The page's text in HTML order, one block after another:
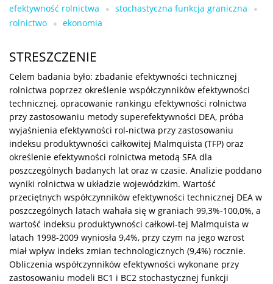
efektywność rolnictwa
stochastyczna funkcja graniczna
rolnictwo
ekonomia
STRESZCZENIE
Celem badania było: zbadanie efektywności technicznej
rolnictwa poprzez określenie współczynników efektywności
technicznej, opracowanie rankingu efektywności rolnictwa
przy zastosowaniu metody superefektywności DEA, próba
wyjaśnienia efektywności rol-nictwa przy zastosowaniu
indeksu produktywności całkowitej Malmquista (TFP) oraz
określenie efektywności rolnictwa metodą SFA dla
poszczególnych badanych lat oraz w czasie. Analizie poddano
wyniki rolnictwa w układzie wojewódzkim. Wartość
przeciętnych współczynników efektywności technicznej DEA w
poszczególnych latach wahała się w graniach 99,3%-100,0%, a
wartość indeksu produktywności całkowi-tej Malmquista w
latach 1998-2009 wyniosła 9,4%, przy czym na jego wzrost
miał wpływ indeks zmian technologicznych (9,4%) rocznie.
Obliczenia współczynników efektywności wykonane przy
zastosowaniu modeli BC1 i BC2 stochastycznej funkcji